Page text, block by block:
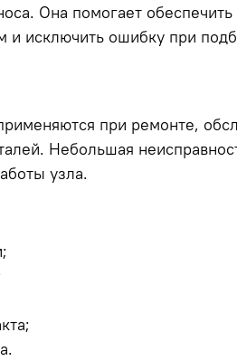
Она помогает
и исключить ошибку при
при ремонте,
Небольшая
узла.